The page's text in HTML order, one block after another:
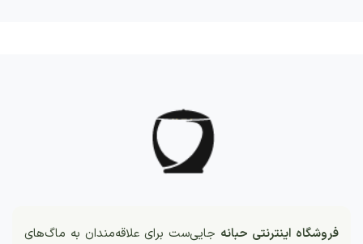
فروشگاه اینترنتی حبانه جایی‌ست برای علاقه‌مندان به ماگ‌های